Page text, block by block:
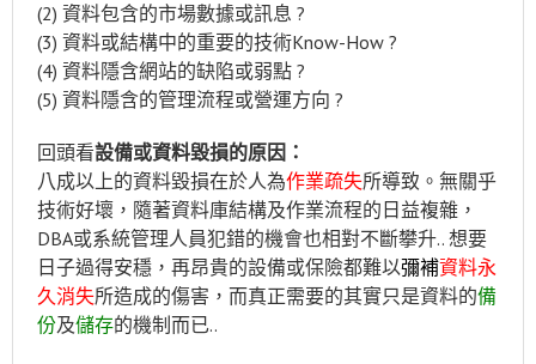
(2) 資料包含的市場數據或訊息 ?
(3) 資料或結構中的重要的技術Know-How ?
(4) 資料隱含網站的缺陷或弱點 ?
(5) 資料隱含的管理流程或營運方向 ?
回頭看設備或資料毀損的原因：
八成以上的資料毀損在於人為作業疏失所導致。無關乎
技術好壞，隨著資料庫結構及作業流程的日益複雜，
DBA或系統管理人員犯錯的機會也相對不斷攀升.. 想要
日子過得安穩，再昂貴的設備或保險都難以彌補資料永
久消失所造成的傷害，而真正需要的其實只是資料的備
份及儲存的機制而已..